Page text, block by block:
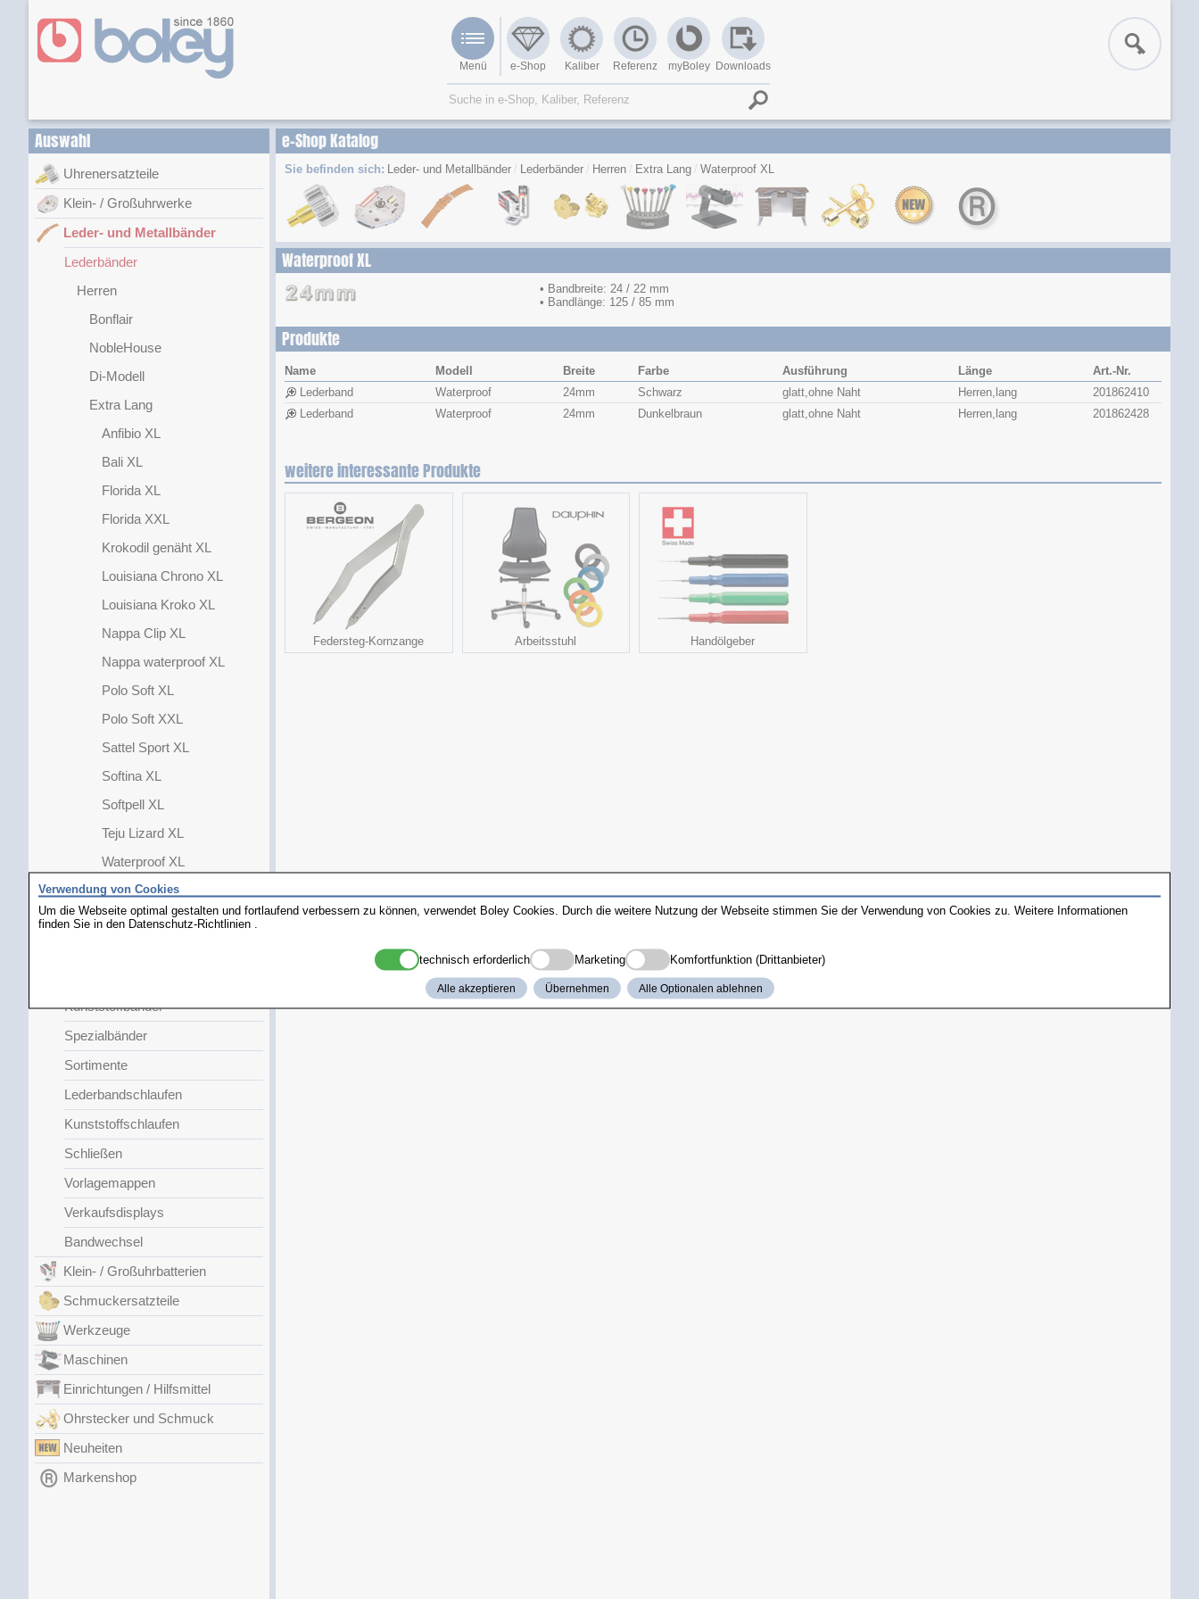
Menü e-Shop Kaliber Referenz myBoley Downloads
Auswahl
Uhrenersatzteile
Klein- / Großuhrwerke
Leder- und Metallbänder
Lederbänder
Herren
Bonflair
NobleHouse
Di-Modell
Extra Lang
Anfibio XL
Bali XL
Florida XL
Florida XXL
Krokodil genäht XL
Louisiana Chrono XL
Louisiana Kroko XL
Nappa Clip XL
Nappa waterproof XL
Polo Soft XL
Polo Soft XXL
Sattel Sport XL
Softina XL
Softpell XL
Teju Lizard XL
Waterproof XL
Faltschließe
Damen
Kunststoffbänder
Spezialbänder
Sortimente
Lederbandschlaufen
Kunststoffschlaufen
Schließen
Vorlagemappen
Verkaufsdisplays
Bandwechsel
Klein- / Großuhrbatterien
Schmuckersatzteile
Werkzeuge
Maschinen
Einrichtungen / Hilfsmittel
Ohrstecker und Schmuck
Neuheiten
Markenshop
e-Shop Katalog
Sie befinden sich: Leder- und Metallbänder Lederbänder Herren Extra Lang Waterproof XL
Waterproof XL
• Bandbreite: 24 / 22 mm
• Bandlänge: 125 / 85 mm
Produkte
Name Modell Breite Farbe Ausführung Länge
Art.-Nr.
Lederband
Waterproof 24mm Schwarz glatt,ohne Naht Herren,lang
201862410
Lederband
Waterproof 24mm Dunkelbraun glatt,ohne Naht Herren,lang 201862428
weitere interessante Produkte
Federsteg-Kornzange Arbeitsstuhl Handölgeber
Verwendung von Cookies
Um die Webseite optimal gestalten und fortlaufend verbessern zu können, verwendet Boley Cookies. Durch die weitere Nutzung der Webseite stimmen Sie der Verwendung von Cookies zu. Weitere Informationen
finden Sie in den Datenschutz-Richtlinien
technisch erforderlich Marketing Komfortfunktion (Drittanbieter)
Alle akzeptieren Übernehmen Alle Optionalen ablehnen